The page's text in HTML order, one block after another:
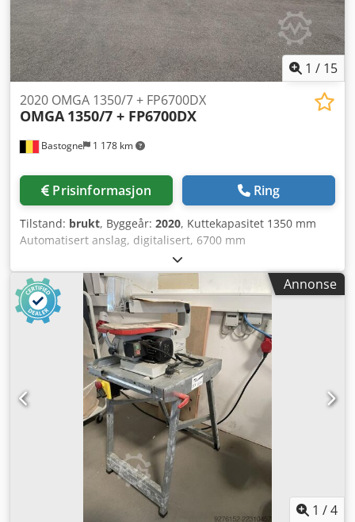
1 / 15
Bastogne 1 178 km
2020 OMGA 1350/7 + FP6700DX
OMGA 1350/7 + FP6700DX
Prisinformasjon Ring
Tilstand: brukt, Byggeår: 2020, Kuttekapasitet 1350 mm
Automatisert anslag, digitalisert, 6700 mm
Dsdszmmdyepfx Apijck Maksimal hurtighastighet 60
m/min
Annonse
1 /4